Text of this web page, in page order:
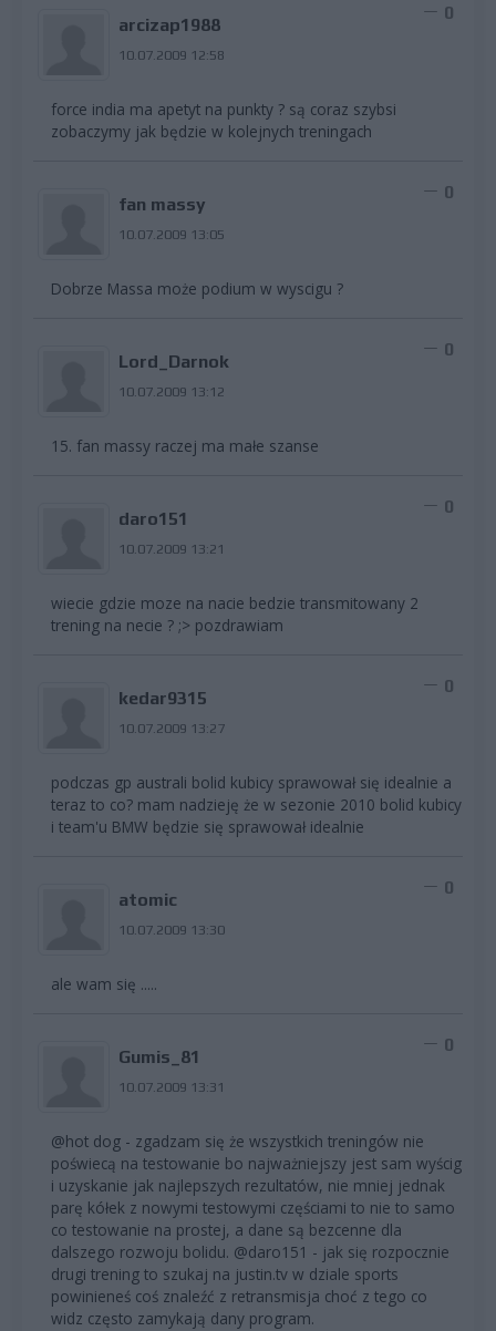
arcizap1988
10.07.2009 12:58
0
force india ma apetyt na punkty ? są coraz szybsi
zobaczymy jak będzie w kolejnych treningach
fan massy
10.07.2009 13:05
0
Dobrze Massa może podium w wyscigu ?
Lord_Darnok
10.07.2009 13:12
0
15. fan massy raczej ma małe szanse
daro151
10.07.2009 13:21
0
wiecie gdzie moze na nacie bedzie transmitowany 2
trening na necie ? ;> pozdrawiam
kedar9315
10.07.2009 13:27
0
podczas gp australi bolid kubicy sprawował się idealnie a
teraz to co? mam nadzieję że w sezonie 2010 bolid kubicy
i team'u BMW będzie się sprawował idealnie
atomic
10.07.2009 13:30
0
ale wam się .....
Gumis_81
10.07.2009 13:31
0
@hot dog - zgadzam się że wszystkich treningów nie
poświecą na testowanie bo najważniejszy jest sam wyścig
i uzyskanie jak najlepszych rezultatów, nie mniej jednak
parę kółek z nowymi testowymi częściami to nie to samo
co testowanie na prostej, a dane są bezcenne dla
dalszego rozwoju bolidu. @daro151 - jak się rozpocznie
drugi trening to szukaj na justin.tv w dziale sports
powinieneś coś znaleźć z retransmisja choć z tego co
widz często zamykają dany program.